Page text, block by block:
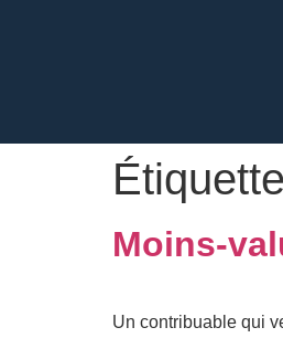
Moins-
Un contribuable qui